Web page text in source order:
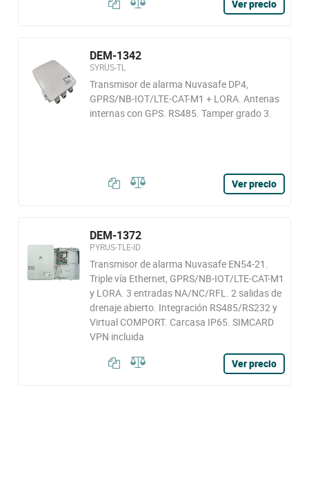
Ver precio
DEM-1342
SYRUS-TL
Transmisor de alarma Nuvasafe DP4,
GPRS/NB-IOT/LTE-CAT-M1 + LORA. Antenas
internas con GPS. RS485. Tamper grado 3.
Ver precio
DEM-1372
PYRUS-TLE-ID
Transmisor de alarma Nuvasafe EN54-21.
Triple vía Ethernet, GPRS/NB-IOT/LTE-CAT-M1
y LORA. 3 entradas NA/NC/RFL. 2 salidas de
drenaje abierto. Integración RS485/RS232 y
Virtual COMPORT. Carcasa IP65. SIMCARD
VPN incluida
Ver precio